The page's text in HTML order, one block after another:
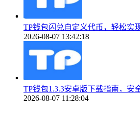
TP钱包闪兑自定义代币，轻松实
2026-08-07 13:42:18
TP钱包1.3.3安卓版下载指南，安
2026-08-07 11:28:04